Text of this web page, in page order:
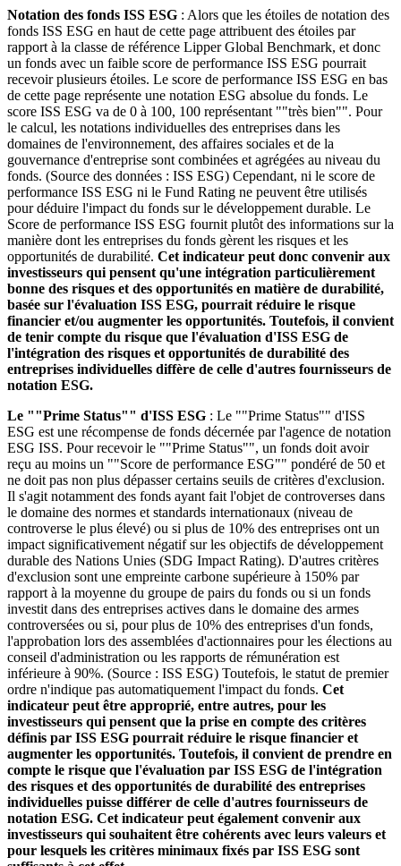
Notation des fonds ISS ESG : Alors que les étoiles de notation des
fonds ISS ESG en haut de cette page attribuent des étoiles par
rapport à la classe de référence Lipper Global Benchmark, et donc
un fonds avec un faible score de performance ISS ESG pourrait
recevoir plusieurs étoiles. Le score de performance ISS ESG en bas
de cette page représente une notation ESG absolue du fonds. Le
score ISS ESG va de 0 à 100, 100 représentant ""très bien"". Pour
le calcul, les notations individuelles des entreprises dans les
domaines de l'environnement, des affaires sociales et de la
gouvernance d'entreprise sont combinées et agrégées au niveau du
fonds. (Source des données : ISS ESG) Cependant, ni le score de
performance ISS ESG ni le Fund Rating ne peuvent être utilisés
pour déduire l'impact du fonds sur le développement durable. Le
Score de performance ISS ESG fournit plutôt des informations sur la
manière dont les entreprises du fonds gèrent les risques et les
opportunités de durabilité. Cet indicateur peut donc convenir aux
investisseurs qui pensent qu'une intégration particulièrement
bonne des risques et des opportunités en matière de durabilité,
basée sur l'évaluation ISS ESG, pourrait réduire le risque
financier et/ou augmenter les opportunités. Toutefois, il convient
de tenir compte du risque que l'évaluation d'ISS ESG de
l'intégration des risques et opportunités de durabilité des
entreprises individuelles diffère de celle d'autres fournisseurs de
notation ESG.
Le ""Prime Status"" d'ISS ESG : Le ""Prime Status"" d'ISS
ESG est une récompense de fonds décernée par l'agence de notation
ESG ISS. Pour recevoir le ""Prime Status"", un fonds doit avoir
reçu au moins un ""Score de performance ESG"" pondéré de 50 et
ne doit pas non plus dépasser certains seuils de critères d'exclusion.
Il s'agit notamment des fonds ayant fait l'objet de controverses dans
le domaine des normes et standards internationaux (niveau de
controverse le plus élevé) ou si plus de 10% des entreprises ont un
impact significativement négatif sur les objectifs de développement
durable des Nations Unies (SDG Impact Rating). D'autres critères
d'exclusion sont une empreinte carbone supérieure à 150% par
rapport à la moyenne du groupe de pairs du fonds ou si un fonds
investit dans des entreprises actives dans le domaine des armes
controversées ou si, pour plus de 10% des entreprises d'un fonds,
l'approbation lors des assemblées d'actionnaires pour les élections au
conseil d'administration ou les rapports de rémunération est
inférieure à 90%. (Source : ISS ESG) Toutefois, le statut de premier
ordre n'indique pas automatiquement l'impact du fonds. Cet
indicateur peut être approprié, entre autres, pour les
investisseurs qui pensent que la prise en compte des critères
définis par ISS ESG pourrait réduire le risque financier et
augmenter les opportunités. Toutefois, il convient de prendre en
compte le risque que l'évaluation par ISS ESG de l'intégration
des risques et des opportunités de durabilité des entreprises
individuelles puisse différer de celle d'autres fournisseurs de
notation ESG. Cet indicateur peut également convenir aux
investisseurs qui souhaitent être cohérents avec leurs valeurs et
pour lesquels les critères minimaux fixés par ISS ESG sont